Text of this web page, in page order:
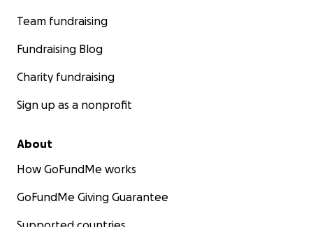
Team fundraising
Fundraising Blog
Charity fundraising
Sign up as a nonprofit
About
How GoFundMe works
GoFundMe Giving Guarantee